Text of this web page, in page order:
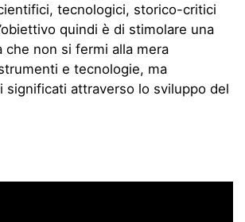
tecnologici, storico-critici
quindi è di stimolare una
che non si fermi alla mera
e tecnologie, ma
significati attraverso lo sviluppo del